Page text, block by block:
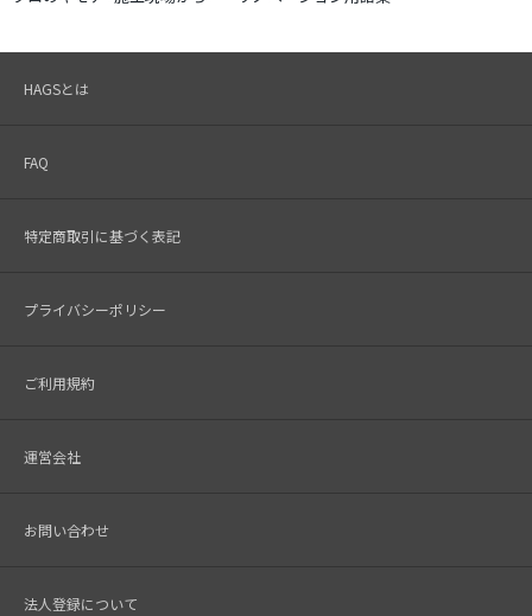
HAGSとは
FAQ
特定商取引に基づく表記
プライバシーポリシー
ご利用規約
運営会社
お問い合わせ
法人登録について